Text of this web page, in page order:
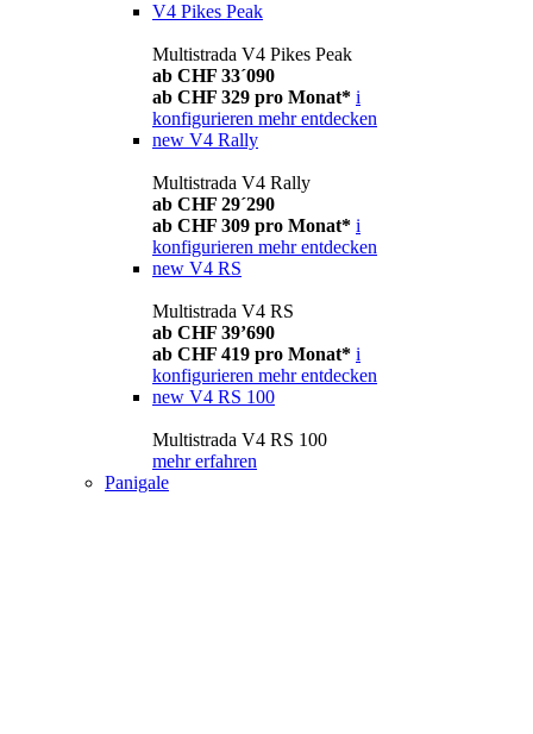
V4 Pikes Peak
Multistrada V4 Pikes Peak
ab CHF 33´090
ab CHF 329 pro Monat* i
konfigurieren mehr entdecken
new V4 Rally
Multistrada V4 Rally
ab CHF 29´290
ab CHF 309 pro Monat* i
konfigurieren mehr entdecken
new V4 RS
Multistrada V4 RS
ab CHF 39’690
ab CHF 419 pro Monat* i
konfigurieren mehr entdecken
new V4 RS 100
Multistrada V4 RS 100
mehr erfahren
Panigale